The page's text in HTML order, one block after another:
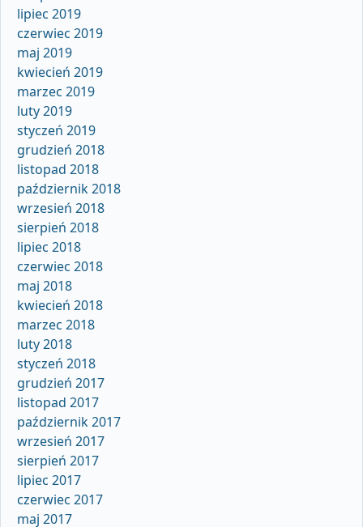
lipiec 2019
czerwiec 2019
maj 2019
kwiecień 2019
marzec 2019
luty 2019
styczeń 2019
grudzień 2018
listopad 2018
październik 2018
wrzesień 2018
sierpień 2018
lipiec 2018
czerwiec 2018
maj 2018
kwiecień 2018
marzec 2018
luty 2018
styczeń 2018
grudzień 2017
listopad 2017
październik 2017
wrzesień 2017
sierpień 2017
lipiec 2017
czerwiec 2017
maj 2017